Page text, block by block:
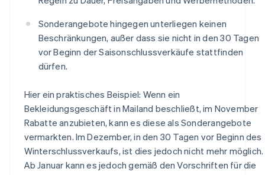
Sonderangebote hingegen unterliegen keinen
Beschränkungen, außer dass sie nicht in den 30 Tagen
vor Beginn der Saisonschlussverkäufe stattfinden
dürfen.
Hier ein praktisches Beispiel: Wenn ein
Bekleidungsgeschäft in Mailand beschließt, im November
Rabatte anzubieten, kann es diese als Sonderangebote
vermarkten. Im Dezember, in den 30 Tagen vor Beginn des
Winterschlussverkaufs, ist dies jedoch nicht mehr möglich.
Ab Januar kann es jedoch gemäß den Vorschriften für die